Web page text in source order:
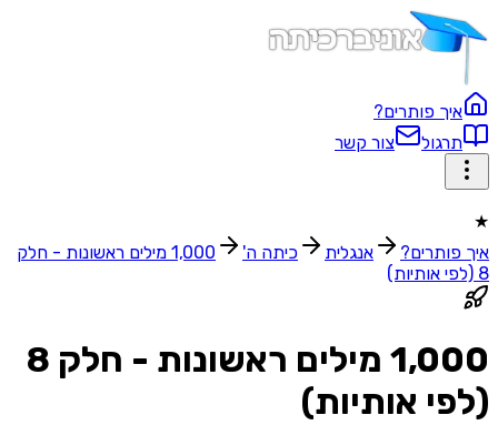
איך פותרים?
תרגול
צור קשר
★
איך פותרים?
אנגלית כיתה ה'
1,000 מילים ראשונות - חלק
8 (לפי אותיות)
1,000 מילים ראשונות - חלק 8
(לפי אותיות)